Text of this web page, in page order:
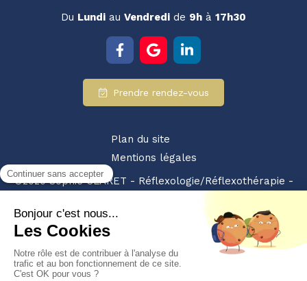
Du Lundi au Vendredi de 9h à 17h30
Prendre rendez-vous
Plan du site
Mentions légales
©2020 Sophie CLARET - Réflexologie/Réflexothérapie -
Partenariat retrouvez-nous également sur : les pros
Création et référencement du site par Simplébo